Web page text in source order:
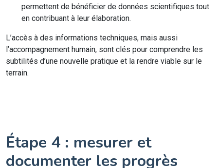
permettent de bénéficier de données scientifiques tout
en contribuant à leur élaboration.
L’accès à des informations techniques, mais aussi
l’accompagnement humain, sont clés pour comprendre les
subtilités d’une nouvelle pratique et la rendre viable sur le
terrain.
Étape 4 : mesurer et
documenter les progrès